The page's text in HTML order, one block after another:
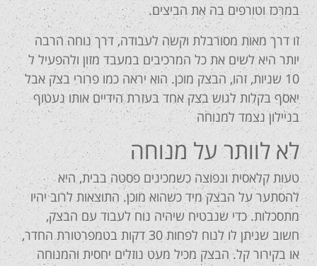
במרכז וטורפים בה את הביצים.
זו דרך מאות מסורבלת וקשה לעבודה, דרך נוחה הרבה
יותר היא לשים את כל המרכיבים במעבד מזון ולהפעיל ל
10 שניות, זהו, הבצק מוכן. הוא יראה כמו פרורי בצק אבל
יאסף בקלות לגוש בצק אחד בעזרת הידיים אותו נעטוף
בניילון נצמד למנוחה
לא לוותר על מנוחה
טעות קלאסית ונפוצה כשמכינים פסטה בבית, היא
להסתער על הבצק מיד כשהוא מוכן. התוצאות לרוב יהיו
מתסכלות. כדי שנבטיח שיהיה נוח לעבוד עם הבצק,
חשוב שניתן לו לנוח לפחות 30 דקות בטמפרטורת החדר,
או בקירור קל. הבצק מכיל מעט נוזלים יחסית והמנוחה